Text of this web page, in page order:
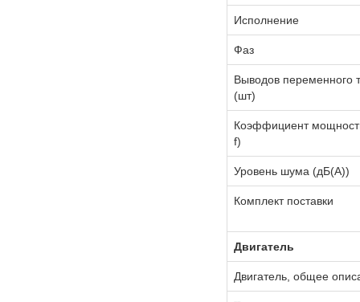
Исполнение
Фаз
Выводов переменного
(шт)
Коэффициент
f)
Уровень шума (дБ(А))
Комплект поставки
Двигатель
Двигатель, общее